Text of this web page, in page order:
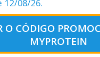
12/08/26.
O CÓDIGO
MYPROTEIN